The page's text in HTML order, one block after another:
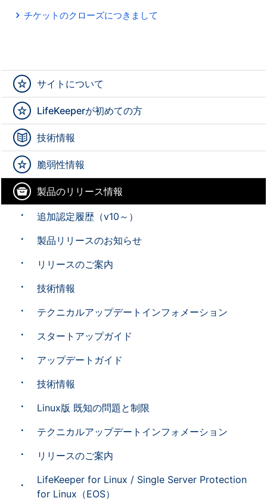
サイトについて
LifeKeeperが初めての方
技術情報
脆弱性情報
製品のリリース情報
追加認定履歴（v10～）
製品リリースのお知らせ
リリースのご案内
技術情報
テクニカルアップデートインフォメーション
スタートアップガイド
アップデートガイド
技術情報
Linux版 既知の問題と制限
テクニカルアップデートインフォメーション
リリースのご案内
LifeKeeper for Linux / Single Server Protection
for Linux（EOS）
チケットのクローズにつきまして